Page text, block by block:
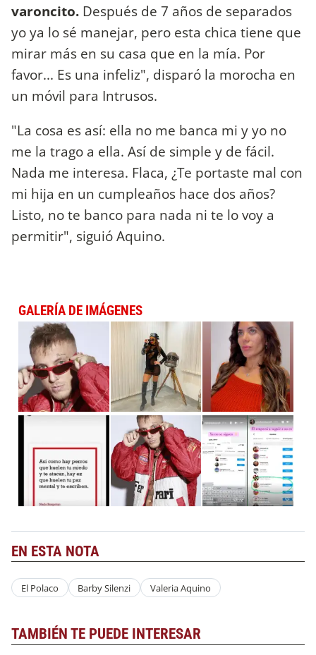
varoncito. Después de 7 años de separados
yo ya lo sé manejar, pero esta chica tiene que
mirar más en su casa que en la mía. Por
favor... Es una infeliz", disparó la morocha en
un móvil para Intrusos.
"La cosa es así: ella no me banca mi y yo no
me la trago a ella. Así de simple y de fácil.
Nada me interesa. Flaca, ¿Te portaste mal con
mi hija en un cumpleaños hace dos años?
Listo, no te banco para nada ni te lo voy a
permitir", siguió Aquino.
GALERÍA DE IMÁGENES
EN ESTA NOTA
El Polaco Barby Silenzi Valeria Aquino
TAMBIÉN TE PUEDE INTERESAR